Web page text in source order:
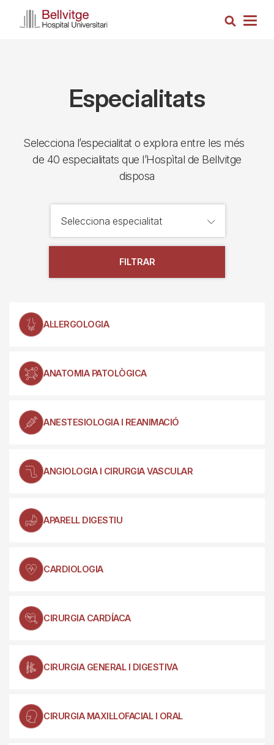
Cerca
Especialitats
Selecciona l’especialitat o explora entre les més
de 40 especialitats que l’Hospìtal de Bellvitge
disposa
FILTRAR
AL·LERGOLOGIA
ANATOMIA PATOLÒGICA
ANESTESIOLOGIA I REANIMACIÓ
ANGIOLOGIA I CIRURGIA VASCULAR
APARELL DIGESTIU
CARDIOLOGIA
CIRURGIA CARDÍACA
CIRURGIA GENERAL I DIGESTIVA
CIRURGIA MAXIL·LOFACIAL I ORAL